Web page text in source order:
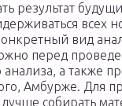
результат
всех
вид
перед
а также
Амбурже. Для
собирать